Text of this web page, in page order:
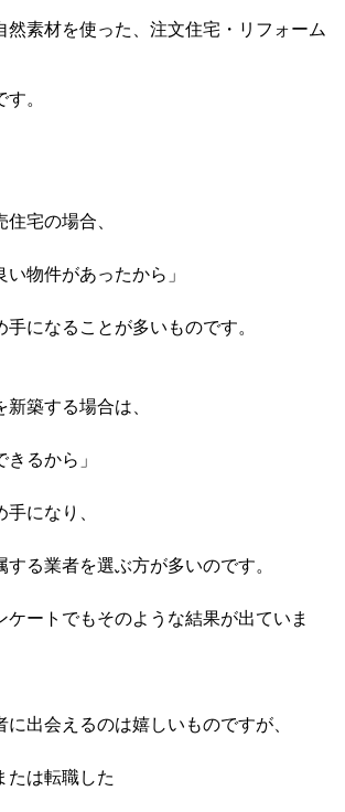
然素材を使った、注文住宅・リフォーム
。
宅の場合、
い物件があったから」
手になることが多いものです。
築する場合は、
きるから」
になり、
する業者を選ぶ方が多いのです。
ケートでもそのような結果が出ていま
出会えるのは嬉しいものですが、
たは転職した